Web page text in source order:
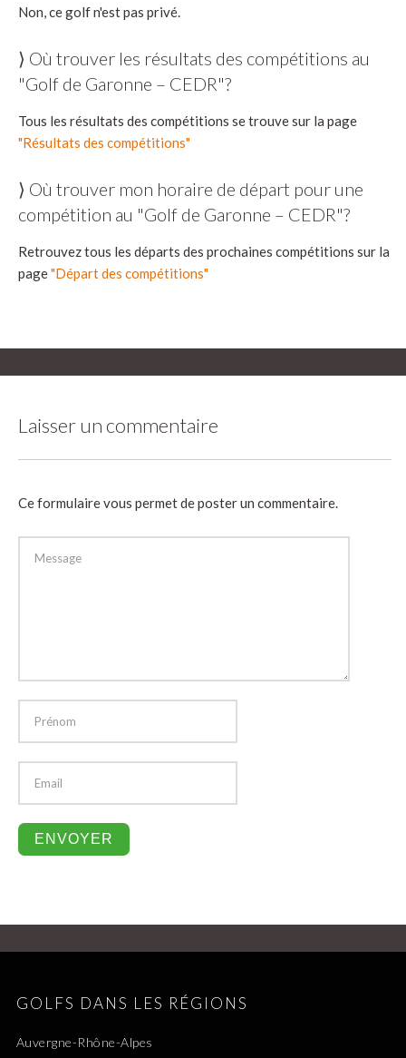
Non, ce golf n'est pas privé.
⟩ Où trouver les résultats des compétitions au
"Golf de Garonne – CEDR"?
Tous les résultats des compétitions se trouve sur la page
"Résultats des compétitions"
⟩ Où trouver mon horaire de départ pour une
compétition au "Golf de Garonne – CEDR"?
Retrouvez tous les départs des prochaines compétitions sur la
page"Départ des compétitions"
Laisser un commentaire
Ce formulaire vous permet de poster un commentaire.
GOLFS DANS LES RÉGIONS
Auvergne-Rhône-Alpes